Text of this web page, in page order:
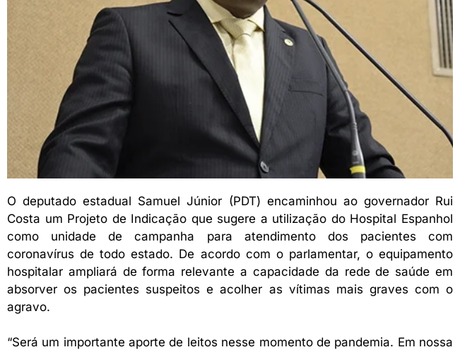
O deputado estadual Samuel Júnior (PDT) encaminhou ao governador Rui
Costa um Projeto de Indicação que sugere a utilização do Hospital Espanhol
como unidade de campanha para atendimento dos pacientes com
coronavírus de todo estado. De acordo com o parlamentar, o equipamento
hospitalar ampliará de forma relevante a capacidade da rede de saúde em
absorver os pacientes suspeitos e acolher as vítimas mais graves com o
agravo.
“Será um importante aporte de leitos nesse momento de pandemia. Em nossa